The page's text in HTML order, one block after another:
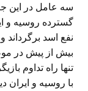
سه عامل در این
نفع اسد
بیش از پیش در
تنها راه تداوم
با روسیه و ایران